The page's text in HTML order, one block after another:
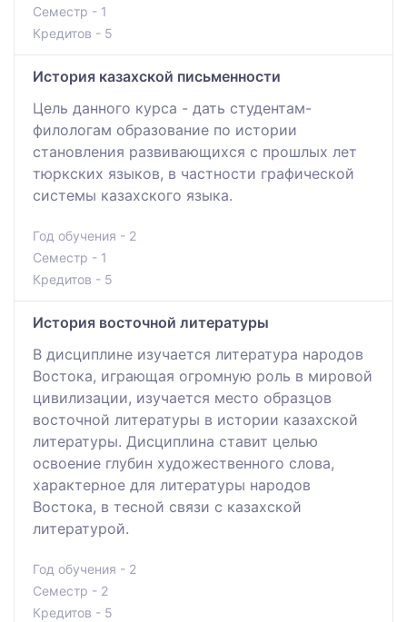
Семестр - 1
Кредитов - 5
История казахской письменности
Цель данного курса - дать студентам-
филологам образование по истории
становления развивающихся с прошлых лет
тюркских языков, в частности графической
системы казахского языка.
Год обучения - 2
Семестр - 1
Кредитов - 5
История восточной литературы
В дисциплине изучается литература народов
Востока, играющая огромную роль в мировой
цивилизации, изучается место образцов
восточной литературы в истории казахской
литературы. Дисциплина ставит целью
освоение глубин художественного слова,
характерное для литературы народов
Востока, в тесной связи с казахской
литературой.
Год обучения - 2
Семестр - 2
Кредитов - 5